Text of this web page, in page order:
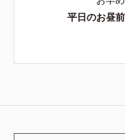
平日のお昼